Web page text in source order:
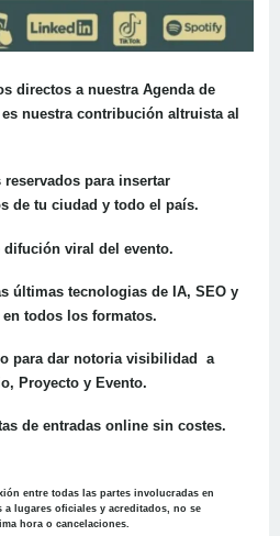
directos a nuestra Agenda de
nuestra contribución altruista al
para insertar
de tu ciudad y todo el país.
difución viral del evento.
últimas tecnologias de IA, SEO y
todos los formatos.
para dar notoria visibilidad a
Proyecto y Evento.
de entradas online sin costes.
entre todas las partes involucradas en
lugares oficiales y acreditados, no se
hora o cancelaciones.